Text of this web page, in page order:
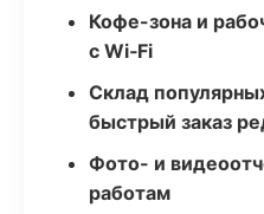
Кофе-зона и
с Wi‑Fi
Склад
быстрый заказ
Фото- и
работам